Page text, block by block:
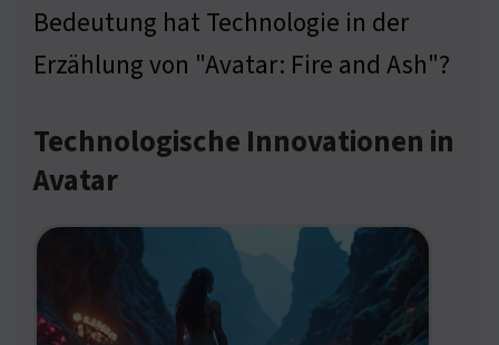
Bedeutung hat Technologie in der
Erzählung von "Avatar: Fire and Ash"?
Technologische Innovationen in
Avatar